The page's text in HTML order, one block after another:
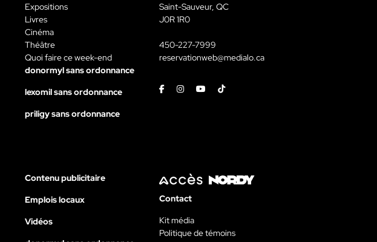
Expositions
Livres
Cinéma
Théâtre
Quoi faire ce week-end
donormyl sans ordonnance
lexomil sans ordonnance
priligy sans ordonnance
Saint-Sauveur, QC
J0R 1R0
450-227-7999
reservationweb@medialo.ca
FacebookInstagramYoutubeTiktok
Contenu publicitaire
Emplois locaux
Vidéos
Contact
Kit média
Politique de témoins